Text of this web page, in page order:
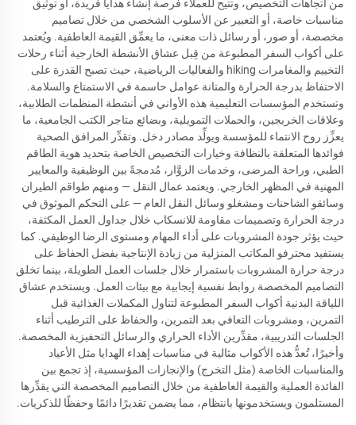
من اتجاهات التخصيص، وتتيح للعملاء فرصة إنشاء هدايا فريدة، أو توثيق
مناسبات خاصة، أو التعبير عن الأسلوب الشخصي من خلال تصاميم
مخصصة، أو صور، أو رسائل ذات معنى، ما يعمِّق القيمة العاطفية. ويُعتمد
على أكواب السفر المطبوعة من قِبل عشاق الأنشطة الخارجية أثناء رحلات
التخييم والمغامرات hiking والفعاليات الرياضية، حيث تصبح القدرة على
الاحتفاظ بدرجة الحرارة والمتانة عوامل حاسمة في الاستمتاع والسلامة.
وتستخدم المؤسسات التعليمية هذه الأواني في أنشطة المنظمات الطلابية،
وعلاقات الخريجين، والحملات التمويلية، وبضائع متاجر الكتب الجامعية، ما
يعزِّز روح الانتماء للمؤسسة ويولِّد مصادر دخل. وتقدِّر المرافق الصحية
فوائدها المتعلقة بالنظافة وخيارات التخصيص الخاصة بتحديد هوية الطاقم
الطبي، وراحة المرضى، وخدمات الزوَّار، مُدمجةً بين الوظيفية والمعايير
المهنية في المظهر الخارجي. ويعتمد عمال النقل — ومنهم طواقم الطيران
وسائقو الشاحنات ومشغلو وسائل النقل العام — على التحكم الموثوق في
درجة الحرارة وتصميمات مقاومة للانسكاب خلال جداول العمل المكثفة،
حيث يؤثر جودة المشروبات على أداء المهام ومستوى الرضا الوظيفي. كما
يستفيد محترفو المكاتب المنزلية من زيادة الإنتاجية بفضل الحفاظ على
درجة حرارة المشروبات باستمرار خلال جلسات العمل الطويلة، بينما تخلق
التصاميم المخصصة روابط نفسية إيجابية مع بيئات العمل. ويستخدم عشاق
اللياقة البدنية أكواب السفر المطبوعة لتناول المكملات الغذائية قبل
التمرين، ومشروبات التعافي بعد التمرين، والحفاظ على الترطيب أثناء
الجلسات التدريبية، مقدِّرين الأداء الحراري والرسائل التحفيزية المخصصة.
وأخيرًا، تُعدُّ هذه الأكواب مثالية في مناسبات إهداء الهدايا مثل الأعياد
والمناسبات الخاصة (مثل التخرج) والإنجازات المؤسسية، إذ تجمع بين
الفائدة العملية والقيمة العاطفية من خلال التصاميم المخصصة التي يقدِّرها
المستلمون ويستخدمونها بانتظام، مما يضمن تقديرًا دائمًا وحفظًا للذكريات.